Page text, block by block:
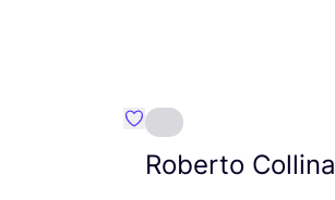
Favorit Maed for Mini
Roberto Collina